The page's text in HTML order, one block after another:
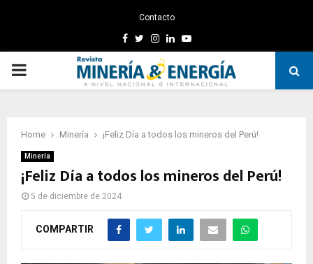
Contacto
Facebook
TwitterInstagram
LinkedinYoutube
PRIMARY
Home Minería ¡Feliz Día a todos los mineros del Perú!
Minería
¡Feliz Día a todos los mineros del Perú!
5 de diciembre de 2024
COMPARTIR